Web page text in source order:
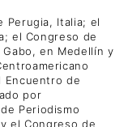
Perugia, Italia; el
el Congreso de
en Medellín y
Encuentro de
por
Periodismo
el Congreso de